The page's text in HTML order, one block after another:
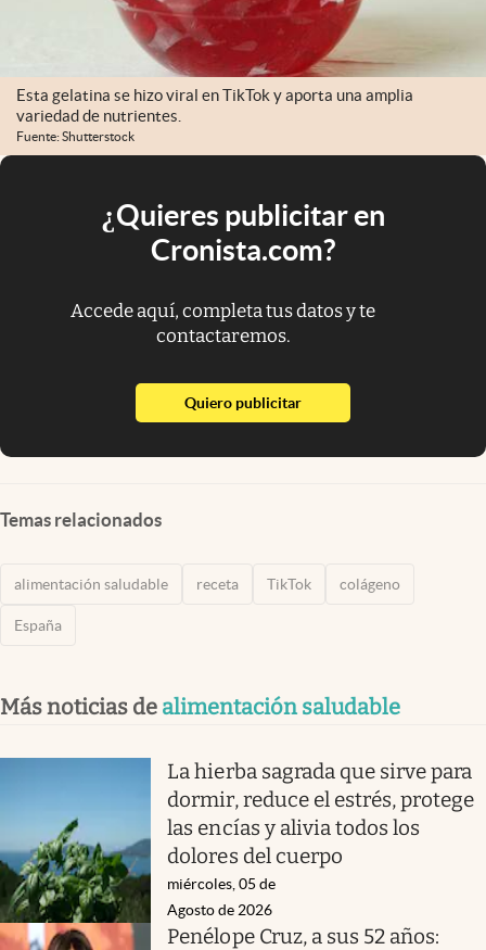
Esta gelatina se hizo viral en TikTok y aporta una amplia
variedad de nutrientes.
Fuente: Shutterstock
¿Quieres publicitar en
Cronista.com?
Accede aquí, completa tus datos y te
contactaremos.
Quiero publicitarabre en nueva pestaña
Temas relacionados
alimentación saludable receta TikTok colágeno
España
Más noticias de alimentación saludable
La hierba sagrada que sirve para
dormir, reduce el estrés, protege
las encías y alivia todos los
dolores del cuerpo
miércoles, 05 de
Agosto de 2026
Penélope Cruz, a sus 52 años: